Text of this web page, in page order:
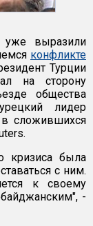
уже выразили
конфликте
Турции
на сторону
общества
лидер
в сложившихся
кризиса была
с ним.
к своему
-